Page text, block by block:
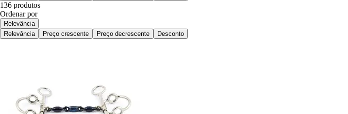
136 produtos
Ordenar por
Relevância
Relevância
Preço crescente Preço decrescente Desconto